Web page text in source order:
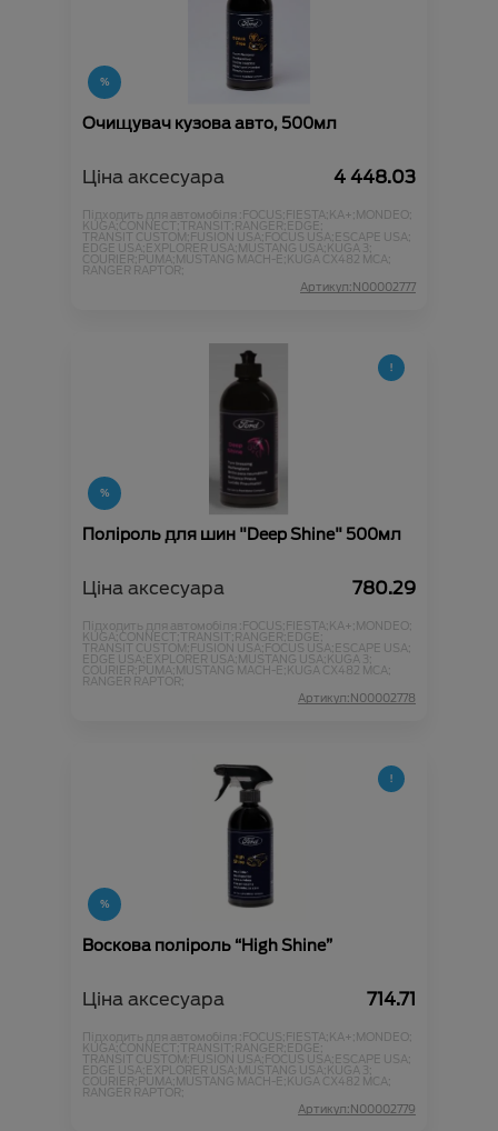
Очищувач кузова авто, 500мл
Ціна аксесуара 4 448.03
Підходить для автомобіля :FOCUS;FIESTA;KA+;MONDEO;
KUGA;CONNECT;TRANSIT;RANGER;EDGE;
TRANSIT CUSTOM;FUSION USA;FOCUS USA;ESCAPE USA;
EDGE USA;EXPLORER USA;MUSTANG USA;KUGA 3;
COURIER;PUMA;MUSTANG MACH-E;KUGA CX482 MCA;
RANGER RAPTOR;
Артикул:N00002777
Поліроль для шин "Deep Shine" 500мл
Ціна аксесуара 780.29
Підходить для автомобіля :FOCUS;FIESTA;KA+;MONDEO;
KUGA;CONNECT;TRANSIT;RANGER;EDGE;
TRANSIT CUSTOM;FUSION USA;FOCUS USA;ESCAPE USA;
EDGE USA;EXPLORER USA;MUSTANG USA;KUGA 3;
COURIER;PUMA;MUSTANG MACH-E;KUGA CX482 MCA;
RANGER RAPTOR;
Артикул:N00002778
Воскова поліроль “High Shine”
Ціна аксесуара 714.71
Підходить для автомобіля :FOCUS;FIESTA;KA+;MONDEO;
KUGA;CONNECT;TRANSIT;RANGER;EDGE;
TRANSIT CUSTOM;FUSION USA;FOCUS USA;ESCAPE USA;
EDGE USA;EXPLORER USA;MUSTANG USA;KUGA 3;
COURIER;PUMA;MUSTANG MACH-E;KUGA CX482 MCA;
RANGER RAPTOR;
Артикул:N00002779